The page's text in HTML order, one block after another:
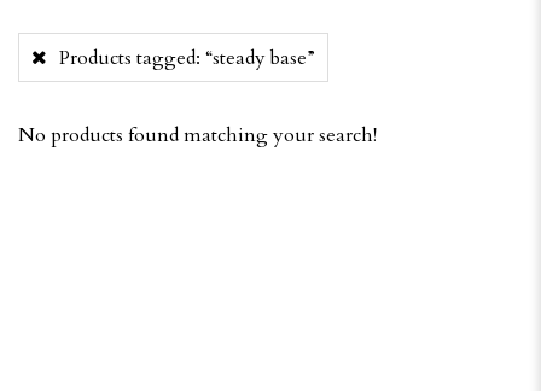
Products tagged: “steady base”
No products found matching your search!